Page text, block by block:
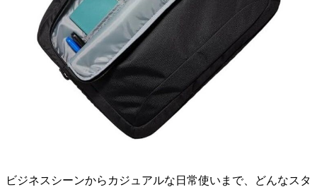
ビジネスシーンからカジュアルな日常使いまで、どんなスタ